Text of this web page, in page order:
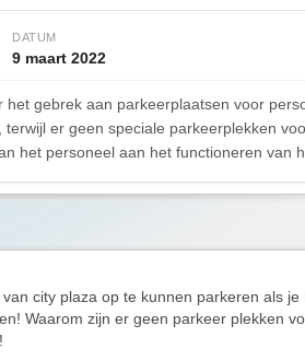
DATUM
9 maart 2022
gebrek aan parkeerplaatsen voor
er geen speciale parkeerplekken
het personeel aan het functioneren van
city plaza op te kunnen parkeren als je
Waarom zijn er geen parkeer plekken